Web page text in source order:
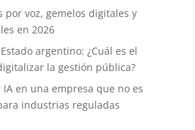
por voz, gemelos digitales y
en 2026
argentino: ¿Cuál es el
la gestión pública?
en una empresa que no es
industrias reguladas